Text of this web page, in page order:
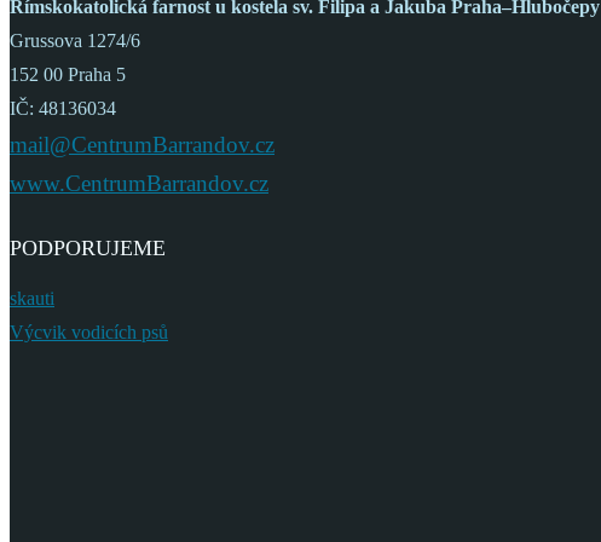
Římskokatolická farnost u kostela sv. Filipa a Jakuba Praha–Hlubočepy
Grussova 1274/6
152 00 Praha 5
IČ: 48136034
mail@CentrumBarrandov.cz
www.CentrumBarrandov.cz
PODPORUJEME
skauti
Výcvik vodicích psů